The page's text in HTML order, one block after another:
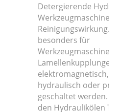
Detergierende
Reinigungswirkung.
besonders für
Lamellenkupplungen,
elektromagnetisch,
hydraulisch oder
geschaltet werden.
den Hydraulikölen